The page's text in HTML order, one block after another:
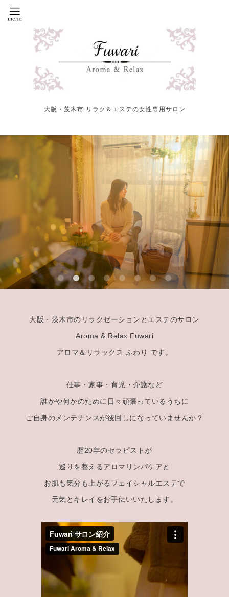
大阪・茨木市 リラク＆エステの女性専用サロン
大阪・茨木市のリラクゼーションとエステのサロン
Aroma & Relax Fuwari
アロマ＆リラックス ふわり です。
仕事・家事・育児・介護など
誰かや何かのために日々頑張っているうちに
ご自身のメンテナンスが後回しになっていませんか？
歴20年のセラピストが
巡りを整えるアロマリンパケアと
お肌も気分も上がるフェイシャルエステで
元気とキレイをお手伝いいたします。